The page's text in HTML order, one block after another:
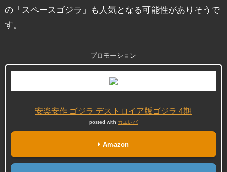
の「スペースゴジラ」も人気となる可能性がありそうで
す。
プロモーション
安楽安作 ゴジラ デストロイア版ゴジラ 4期
posted with カエレバ
Amazon